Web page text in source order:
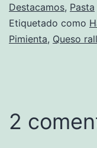
Destacamos, Pasta
Etiquetado como
Pimienta, Queso
2